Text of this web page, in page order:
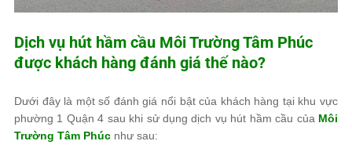
Dịch vụ hút hầm cầu Môi Trường Tâm Phúc
được khách hàng đánh giá thế nào?
Dưới đây là một số đánh giá nổi bật của khách hàng tại khu vực
phường 1 Quận 4 sau khi sử dụng dịch vụ hút hầm cầu của Môi
Trường Tâm Phúc như sau: